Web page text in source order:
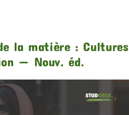
la matière : Cultures
— Nouv. éd.